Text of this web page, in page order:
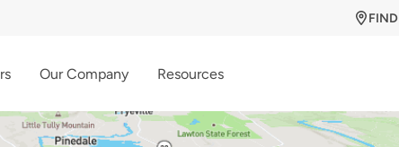
Our Company Resources